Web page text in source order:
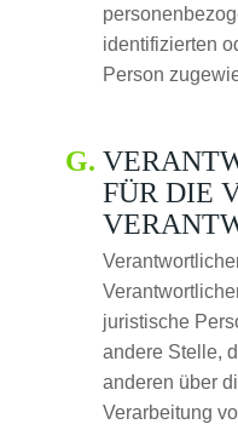
identifizierten
Person
FÜR DIE
juristische
andere Stelle,
anderen über
Verarbeitung